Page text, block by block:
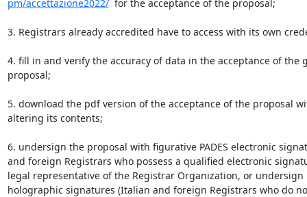
pm/accettazione2022/
  for the acceptance of the proposal;
3. Registrars already accredited have to access with its own
4. fill in and verify the accuracy of data in the acceptance of the
proposal;
5. download the pdf version of the acceptance of the proposal
altering its contents;
6. undersign the proposal with figurative PADES electronic
and foreign Registrars who possess a qualified electronic
legal representative of the Registrar Organization, or
holographic signatures (Italian and foreign Registrars who do